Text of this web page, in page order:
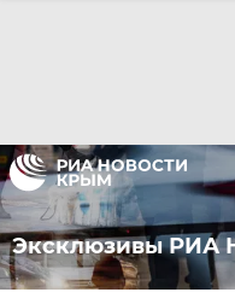
Эксклюзивы РИА